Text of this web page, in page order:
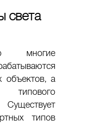
света
многие
объектов, а
типов